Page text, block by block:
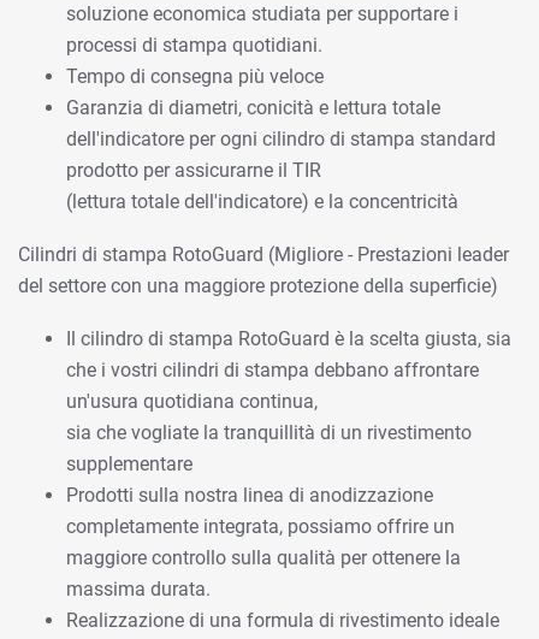
soluzione economica studiata per supportare i
processi di stampa quotidiani.
Tempo di consegna più veloce
Garanzia di diametri, conicità e lettura totale
dell'indicatore per ogni cilindro di stampa standard
prodotto per assicurarne il TIR
(lettura totale dell'indicatore) e la concentricità
Cilindri di stampa RotoGuard (Migliore - Prestazioni leader
del settore con una maggiore protezione della superficie)
Il cilindro di stampa RotoGuard è la scelta giusta, sia
che i vostri cilindri di stampa debbano affrontare
un'usura quotidiana continua,
sia che vogliate la tranquillità di un rivestimento
supplementare
Prodotti sulla nostra linea di anodizzazione
completamente integrata, possiamo offrire un
maggiore controllo sulla qualità per ottenere la
massima durata.
Realizzazione di una formula di rivestimento ideale